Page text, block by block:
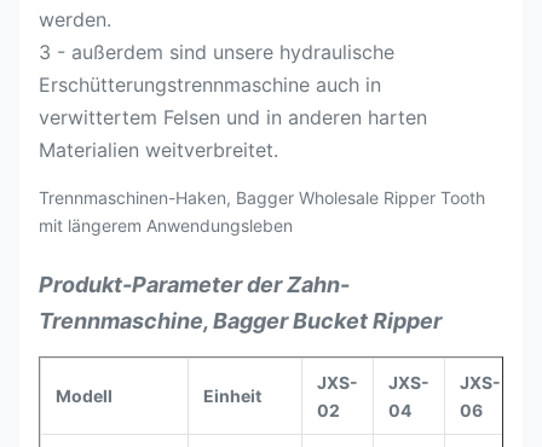
werden.
3 - außerdem sind unsere hydraulische
Erschütterungstrennmaschine auch in
verwittertem Felsen und in anderen harten
Materialien weitverbreitet.
Trennmaschinen-Haken, Bagger Wholesale Ripper Tooth
mit längerem Anwendungsleben
Produkt-Parameter der Zahn-
Trennmaschine, Bagger Bucket Ripper
Modell Einheit
JXS-
02
JXS-
04
JXS-
06